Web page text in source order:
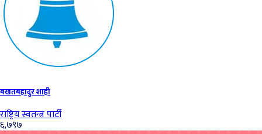
बखतबहादुर शाही
राष्ट्रिय स्वतन्त्र पार्टी
६,७९७